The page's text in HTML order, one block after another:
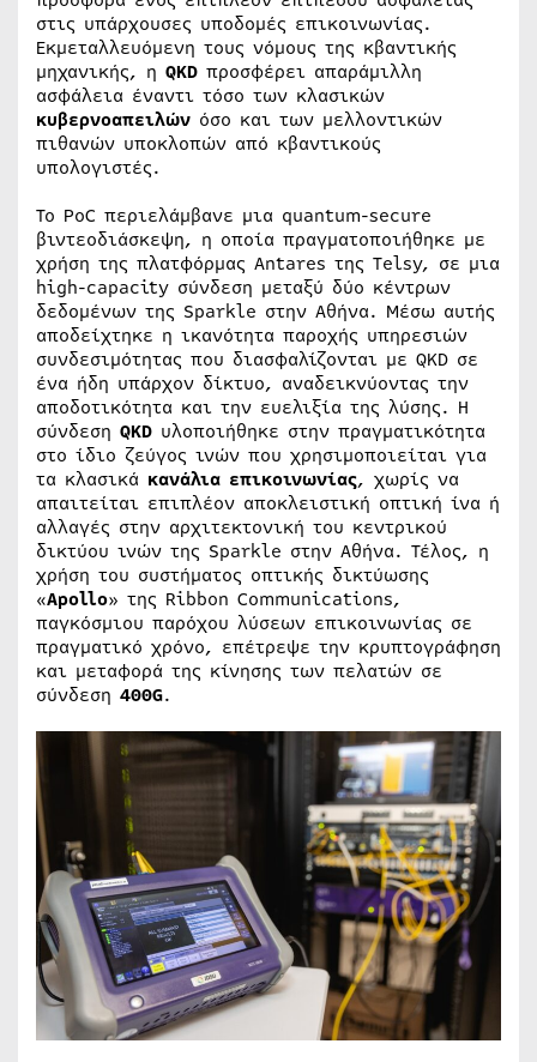
στις υπάρχουσες υποδομές επικοινωνίας.
Εκμεταλλευόμενη τους νόμους της κβαντικής
μηχανικής, η QKD προσφέρει απαράμιλλη
ασφάλεια έναντι τόσο των κλασικών
κυβερνοαπειλών όσο και των μελλοντικών
πιθανών υποκλοπών από κβαντικούς
υπολογιστές.
Το PoC περιελάμβανε μια quantum-secure
βιντεοδιάσκεψη, η οποία πραγματοποιήθηκε με
χρήση της πλατφόρμας Antares της Telsy, σε μια
high-capacity σύνδεση μεταξύ δύο κέντρων
δεδομένων της Sparkle στην Αθήνα. Μέσω αυτής
αποδείχτηκε η ικανότητα παροχής υπηρεσιών
συνδεσιμότητας που διασφαλίζονται με QKD σε
ένα ήδη υπάρχον δίκτυο, αναδεικνύοντας την
αποδοτικότητα και την ευελιξία της λύσης. Η
σύνδεση QKD υλοποιήθηκε στην πραγματικότητα
στο ίδιο ζεύγος ινών που χρησιμοποιείται για
τα κλασικά κανάλια επικοινωνίας, χωρίς να
απαιτείται επιπλέον αποκλειστική οπτική ίνα ή
αλλαγές στην αρχιτεκτονική του κεντρικού
δικτύου ινών της Sparkle στην Αθήνα. Τέλος, η
χρήση του συστήματος οπτικής δικτύωσης
«Apollo» της Ribbon Communications,
παγκόσμιου παρόχου λύσεων επικοινωνίας σε
πραγματικό χρόνο, επέτρεψε την κρυπτογράφηση
και μεταφορά της κίνησης των πελατών σε
σύνδεση 400G.